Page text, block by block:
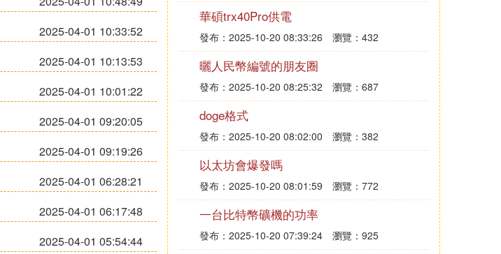
2025-04-01 10:33:52
2025-04-01 10:13:53
2025-04-01 10:01:22
2025-04-01 09:20:05
2025-04-01 09:19:26
2025-04-01 06:28:21
2025-04-01 06:17:48
2025-04-01 05:54:44
華碩trx40Pro供電
發布：2025-10-20 08:33:26 瀏覽：432
曬人民幣編號的朋友圈
發布：2025-10-20 08:25:32 瀏覽：687
doge格式
發布：2025-10-20 08:02:00 瀏覽：382
以太坊會爆發嗎
發布：2025-10-20 08:01:59 瀏覽：772
一台比特幣礦機的功率
發布：2025-10-20 07:39:24 瀏覽：925